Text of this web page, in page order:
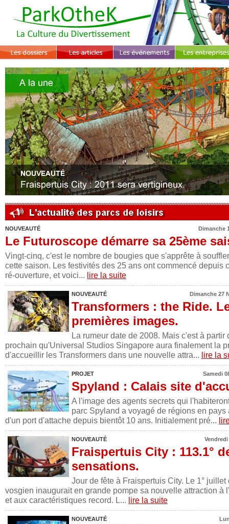
NOUVEAUTÉ Dimanche
Le Futuroscope démarre sa 25ème
Vingt-cinq, c'est le nombre de bougies que s'apprête à
cette saison. Les festivités des 25 ans ont commencé depuis
ré-ouverture, et voici... lire la suite
NOUVEAUTÉ Dimanche 27
Transformers : the Ride.
premières images.
La rumeur date de 2008. Mais c'est à partir
prochain qu'Universal Studios Singapore aura finalement la
d'accueillir les Transformers dans une nouvelle attra... lire la
PROJET Samedi
Spyland : Calais site
A l'image des agents secrets qui
parc Spyland a voyagé de régions en pays
d'un port d'attache depuis bientôt 10 ans. Initialement pré...
NOUVEAUTÉ Vendredi
Fraispertuis City : 113.1°
sensations.
Jour de fête à Fraispertuis City. Le 1° juillet
vosgien inaugurait en grande pompe sa nouvelle attraction à
et aux caractéristiques record. L... lire la suite
NOUVEAUTÉ